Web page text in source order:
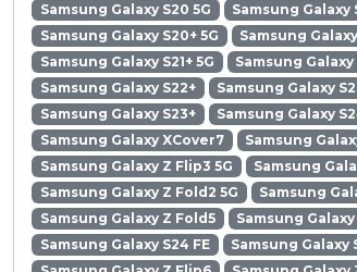
Samsung Galaxy S20 5G
Samsung Galaxy
Samsung Galaxy S20+ 5G
Samsung Galaxy
Samsung Galaxy S21+ 5G
Samsung Galaxy
Samsung Galaxy S22+
Samsung Galaxy
Samsung Galaxy S23+
Samsung Galaxy
Samsung Galaxy XCover7
Samsung
Samsung Galaxy Z Flip3 5G
Samsung
Samsung Galaxy Z Fold2 5G
Samsung
Samsung Galaxy Z Fold5
Samsung Galaxy
Samsung Galaxy S24 FE
Samsung Galaxy